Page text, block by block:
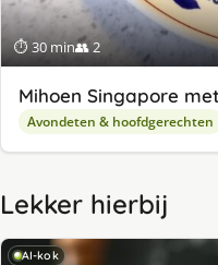
⏱ 30 min👥 2
Mihoen Singapore
Avondeten & hoofdgerechten
Lekker hierbij
AI-kok